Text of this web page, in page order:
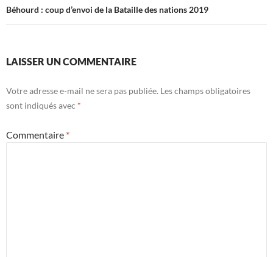
Béhourd : coup d’envoi de la Bataille des nations 2019
LAISSER UN COMMENTAIRE
Votre adresse e-mail ne sera pas publiée. Les champs obligatoires
sont indiqués avec *
Commentaire *